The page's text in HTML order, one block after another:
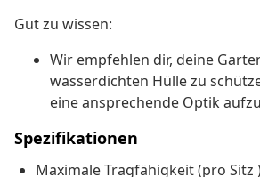
Gut zu wissen:
Wir empfehlen dir, deine
wasserdichten Hülle zu
eine ansprechende Optik
Spezifikationen
Maximale Tragfähigkeit (pro Sitz